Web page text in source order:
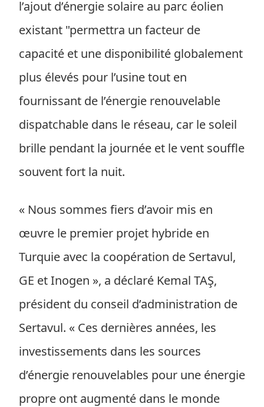
l’ajout d’énergie solaire au parc éolien
existant "permettra un facteur de
capacité et une disponibilité globalement
plus élevés pour l’usine tout en
fournissant de l’énergie renouvelable
dispatchable dans le réseau, car le soleil
brille pendant la journée et le vent souffle
souvent fort la nuit.
« Nous sommes fiers d’avoir mis en
œuvre le premier projet hybride en
Turquie avec la coopération de Sertavul,
GE et Inogen », a déclaré Kemal TAŞ,
président du conseil d’administration de
Sertavul. « Ces dernières années, les
investissements dans les sources
d’énergie renouvelables pour une énergie
propre ont augmenté dans le monde